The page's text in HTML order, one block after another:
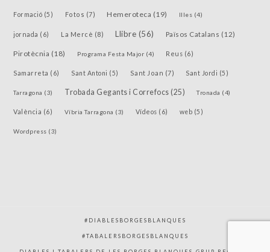
Formació (5) Fotos (7) Hemeroteca (19) Illes (4)
jornada (6) La Mercè (8) Llibre (56) Països Catalans (12)
Pirotècnia (18) Programa Festa Major (4) Reus (6)
Samarreta (6) Sant Antoni (5) Sant Joan (7) Sant Jordi (5)
Tarragona (3) Trobada Gegants i Correfocs (25) Tronada (4)
València (6) Víbria Tarragona (3) Vídeos (6) web (5)
Wordpress (3)
#DIABLESBORGESBLANQUES
#TABALERSBORGESBLANQUES